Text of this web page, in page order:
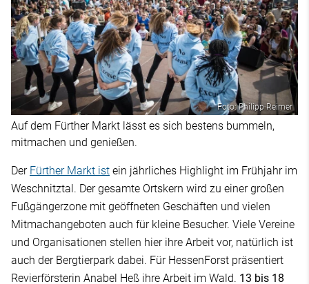
Foto: Philipp Reimer
Auf dem Fürther Markt lässt es sich bestens bummeln,
mitmachen und genießen.
Der Fürther Markt ist ein jährliches Highlight im Frühjahr im
Weschnitztal. Der gesamte Ortskern wird zu einergroßen
Fußgängerzone mit geöffneten Geschäften und vielen
Mitmachangeboten auch für kleine Besucher. Viele Vereine
und Organisationen stellen hier ihre Arbeit vor, natürlich ist
auch der Bergtierpark dabei. Für HessenForst präsentiert
Revierförsterin Anabel Heß ihre Arbeit im Wald. 13 bis 18